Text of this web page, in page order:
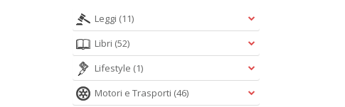
Leggi (11)
Libri (52)
Lifestyle (1)
Motori e Trasporti (46)